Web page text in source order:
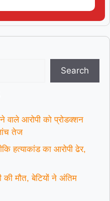
Search
वाले आरोपी को प्रोडक्शन
तेज
हत्याकांड का आरोपी ढेर,
की मौत, बेटियों ने अंतिम